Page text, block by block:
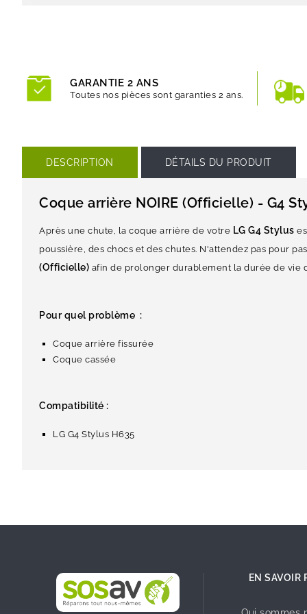
GARANTIE 2 ANS
Toutes nos pièces sont garanties 2 ans.
DESCRIPTION DÉTAILS DU PRODUIT
Coque arrière NOIRE (Officielle) - G4
Après une chute, la coque arrière de votre LG G4 Stylus
poussière, des chocs et des chutes. N'attendez pas pour
(Officielle) afin de prolonger durablement la durée de vie
Pour quel problème :
Coque arrière fissurée
Coque cassée
Compatibilité :
LG G4 Stylus H635
EN SAVOIR